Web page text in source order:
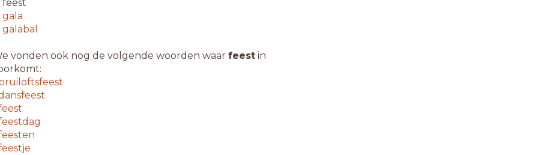
feest
gala
galabal
vonden ook nog de volgende woorden waar feestin